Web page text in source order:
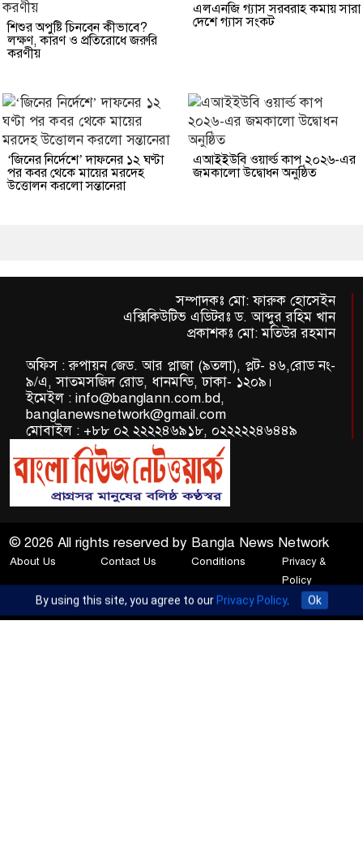
শিশুর অপুষ্টি চিনবেন কীভাবে?
লক্ষণ, কারণ ও প্রতিরোধে জরুরি
করণীয়
এলএনজি গ্যাস সরবরাহ কমায় সারা
দেশে গ্যাস সংকট
‘জিনের নির্দেশে’ দাফনের ১২ ঘণ্টা
পর কবর থেকে মায়ের মরদেহ
উত্তোলন করলো সন্তানেরা
এআইইউবি ওয়ার্ল্ড কাপ ২০২৬-এর
জমকালো উদ্বোধন অনুষ্ঠিত
সম্পাদকঃ মো: ফারুক হোসেইন
এক্সিকিউটিভ এডিটরঃ ড. আব্দুর রহিম খান
প্রকাশকঃ মো: মতিউর রহমান
অফিস : রুপায়ন জেড. আর প্লাজা (৯তলা), প্লট- ৪৬,রোড নং-
৯/এ, সাতমসজিদ রোড, ধানমন্ডি, ঢাকা- ১২০৯।
ইমেইল : info@banglann.com.bd,
banglanewsnetwork@gmail.com
মোবাইল : +৮৮ ০২ ২২২২৪৬৯১৮, ০২২২২২৪৬৪৪৯
© 2026 All rights reserved by Bangla News Network
About Us Contact Us Conditions
Privacy &
Policy
Developed BYApcom Group
By using this site, you agree to our Privacy Policy. Ok